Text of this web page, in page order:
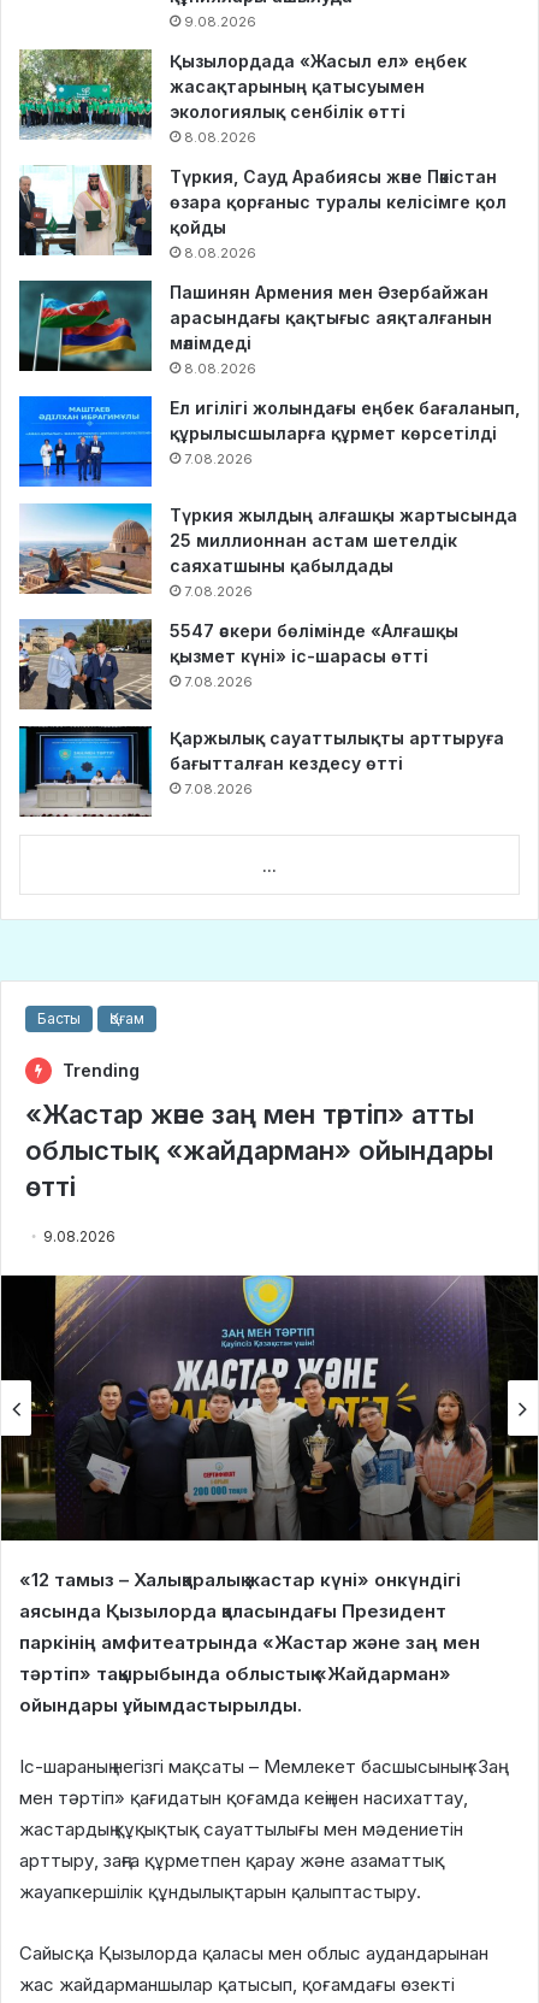
9.08.2026
Қызылордада «Жасыл ел» еңбек
жасақтарының қатысуымен
экологиялық сенбілік өтті
8.08.2026
Түркия, Сауд Арабиясы және Пәкістан
өзара қорғаныс туралы келісімге қол
қойды
8.08.2026
Пашинян Армения мен Әзербайжан
арасындағы қақтығыс аяқталғанын
мәлімдеді
8.08.2026
Ел игілігі жолындағы еңбек бағаланып,
құрылысшыларға құрмет көрсетілді
7.08.2026
Түркия жылдың алғашқы жартысында
25 миллионнан астам шетелдік
саяхатшыны қабылдады
7.08.2026
5547 әскери бөлімінде «Алғашқы
қызмет күні» іс-шарасы өтті
7.08.2026
Қаржылық сауаттылықты арттыруға
бағытталған кездесу өтті
7.08.2026
...